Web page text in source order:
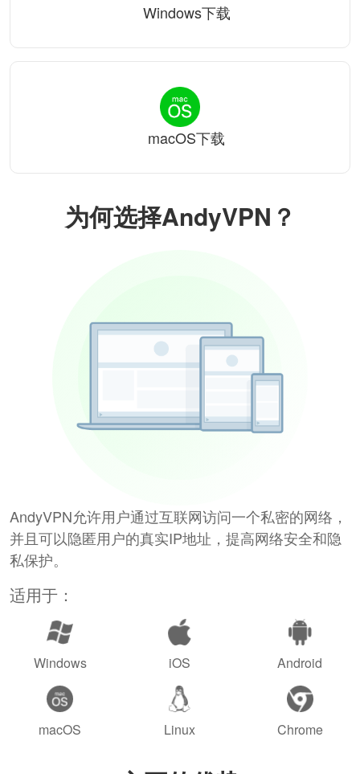
为何选择AndyVPN？
AndyVPN允许用户通过互联网访问一个私密的网络，
并且可以隐匿用户的真实IP地址，提高网络安全和隐
私保护。
适用于：
Windows iOS Android
macOS Linux Chrome
Windows下载
macOS下载